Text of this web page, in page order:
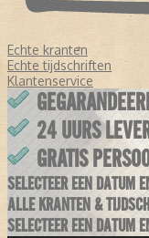
Echte kranten
Echte tijdschriften
Klantenservice
24 UURS
GRATIS
SELECTEER EEN DATUM
ALLE KRANTEN &
SELECTEER EEN DATUM